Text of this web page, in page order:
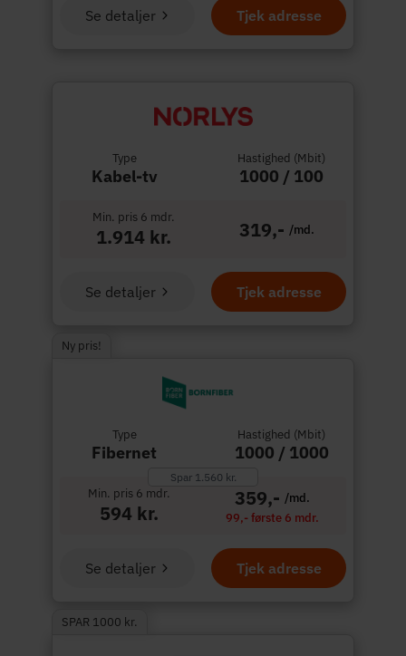
Tjek adresse
Se detaljer
Type
Kabel-tv
Hastighed (Mbit)
1000 / 100
Min. pris 6 mdr.
1.914 kr. 319,- /md.
Tjek adresse
Se detaljer
Ny pris!
Type
Fibernet
Hastighed (Mbit)
1000 / 1000
Spar 1.560 kr.
Min. pris 6 mdr.
594 kr.
359,- /md.
99,- første 6 mdr.
Tjek adresse
Se detaljer
SPAR 1000 kr.